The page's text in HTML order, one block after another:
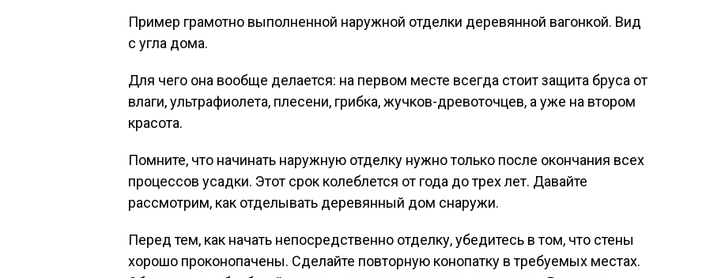
Пример грамотно выполненной наружной отделки деревянной вагонкой. Вид
с угла дома.
Для чего она вообще делается: на первом месте всегда стоит защита бруса от
влаги, ультрафиолета, плесени, грибка, жучков-древоточцев, а уже на втором
красота.
Помните, что начинать наружную отделку нужно только после окончания всех
процессов усадки. Этот срок колеблется от года до трех лет. Давайте
рассмотрим, как отделывать деревянный дом снаружи.
Перед тем, как начать непосредственно отделку, убедитесь в том, что стены
хорошо проконопачены. Сделайте повторную конопатку в требуемых местах.